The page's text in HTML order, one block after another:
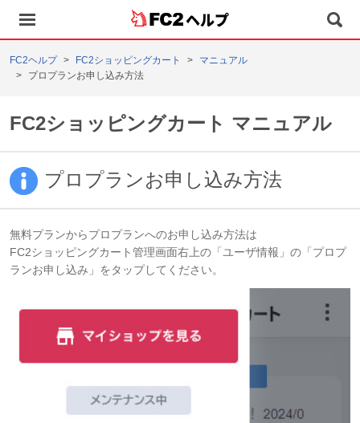
ヘルプ
FC2ヘルプ FC2ショッピングカート
マニュアル
プロプランお申し込み方法
FC2ショッピングカート マニュアル
プロプランお申し込み方法
無料プランからプロプランへのお申し込み方法は
FC2ショッピングカート管理画面右上の「ユーザ情報」の「プロプ
ランお申し込み」をタップしてください。